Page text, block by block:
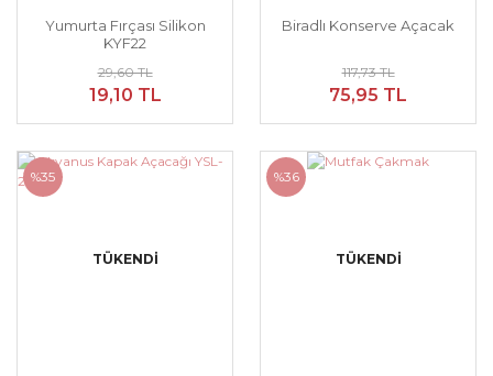
Yumurta Fırçası Silikon
KYF22
29,60 TL
19,10 TL
Biradlı Konserve Açacak
117,73 TL
75,95 TL
%35
TÜKENDİ
%36
TÜKENDİ